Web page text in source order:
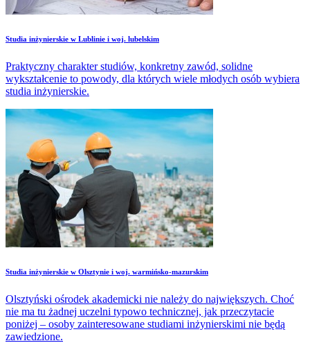
Studia inżynierskie w Lublinie i woj. lubelskim
Praktyczny charakter studiów, konkretny zawód, solidne
wykształcenie to powody, dla których wiele młodych osób wybiera
studia inżynierskie.
Studia inżynierskie w Olsztynie i woj. warmińsko-mazurskim
Olsztyński ośrodek akademicki nie należy do największych. Choć
nie ma tu żadnej uczelni typowo technicznej, jak przeczytacie
poniżej – osoby zainteresowane studiami inżynierskimi nie będą
zawiedzione.